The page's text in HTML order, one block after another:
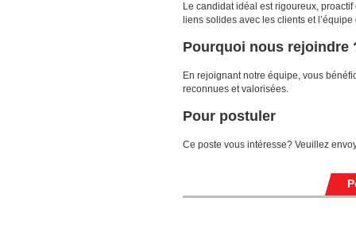
Le candidat idéal est rigoureux,
liens solides avec les clients et
Pourquoi nous rejoindre
En rejoignant notre équipe, vous
reconnues et valorisées.
Pour postuler
Ce poste vous intéresse? Veuillez